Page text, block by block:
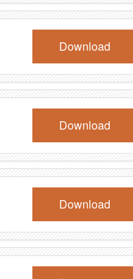
Download
Download
Download